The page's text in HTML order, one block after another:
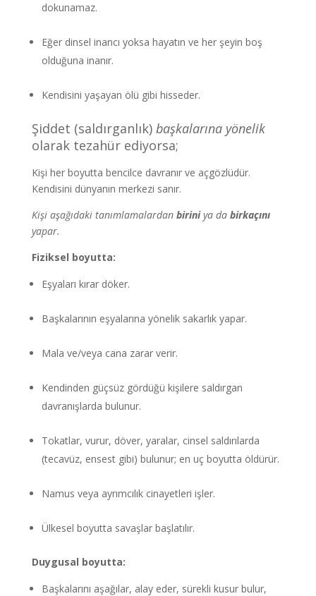
dokunamaz.
Eğer dinsel inancı yoksa hayatın ve her şeyin boş
olduğuna inanır.
Kendisini yaşayan ölü gibi hisseder.
Şiddet (saldırganlık) başkalarına yönelik
olarak tezahür ediyorsa;
Kişi her boyutta bencilce davranır ve açgözlüdür.
Kendisini dünyanın merkezi sanır.
Kişi aşağıdaki tanımlamalardan biriniya da birkaçını
yapar.
Fiziksel boyutta:
Eşyaları kırar döker.
Başkalarının eşyalarına yönelik sakarlık yapar.
Mala ve/veya cana zarar verir.
Kendinden güçsüz gördüğü kişilere saldırgan
davranışlarda bulunur.
Tokatlar, vurur, döver, yaralar, cinsel saldırılarda
(tecavüz, ensest gibi) bulunur; en uç boyutta öldürür.
Namus veya ayrımcılık cinayetleri işler.
Ülkesel boyutta savaşlar başlatılır.
Duygusal boyutta:
Başkalarını aşağılar, alay eder, sürekli kusur bulur,